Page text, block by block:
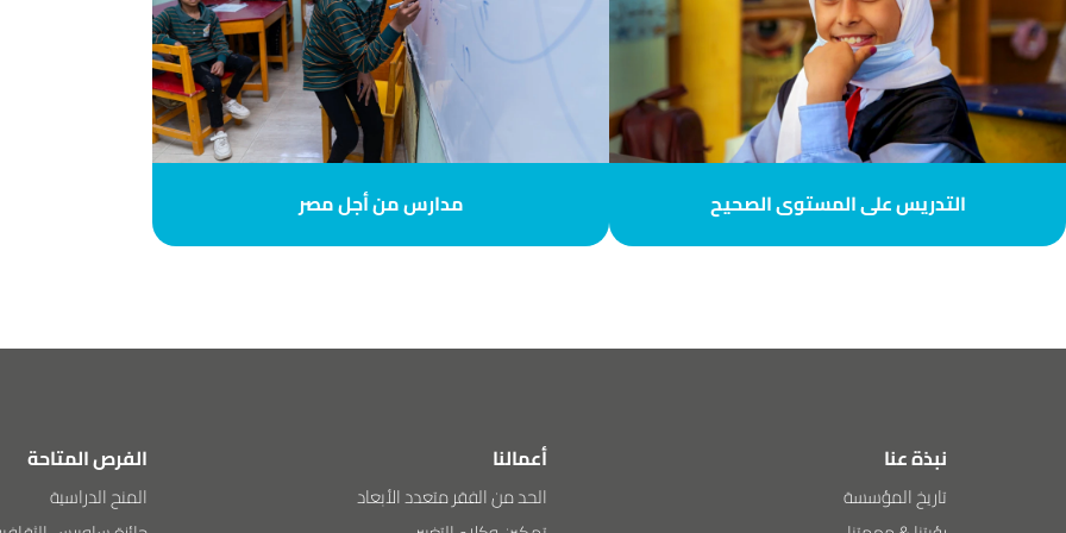
التدريس على المستوى الصحيح مدارس من أجل مصر
نبذة عنا
تاريخ المؤسسة
أعمالنا
الحد من الفقر متعدد الأبعاد
الفرص المتاحة
المنح الدراسية